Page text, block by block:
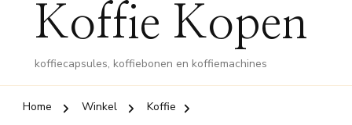
Koffie Kopen
koffiecapsules, koffiebonen en koffiemachines
Home Winkel
Koffie